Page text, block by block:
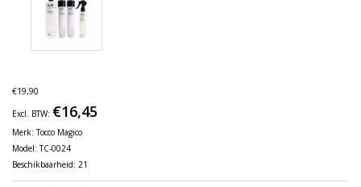
€19,90
Excl. BTW: €16,45
Merk:Tocco Magico
Model: TC-0024
Beschikbaarheid: 21